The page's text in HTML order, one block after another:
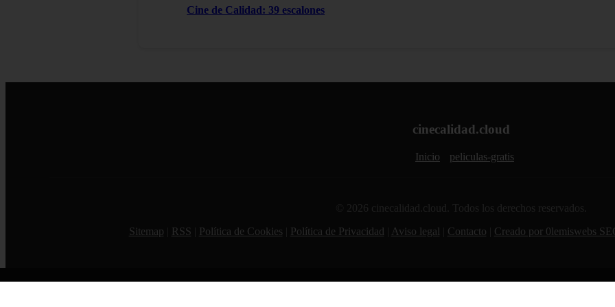
Cine de Calidad: 39 escalones
cinecalidad.cloud
Inicio peliculas-gratis
© 2026 cinecalidad.cloud. Todos los derechos reservados.
Sitemap
RSS Política de Cookies Política de Privacidad Aviso legal Contacto Creado por 0lemiswebs